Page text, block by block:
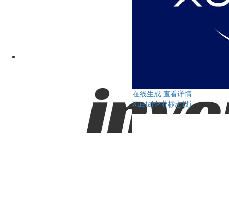
在线生成 查看详情
Xuetai企业标志设计